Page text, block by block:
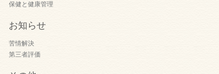
保健と健康管理
お知らせ
苦情解決
第三者評価